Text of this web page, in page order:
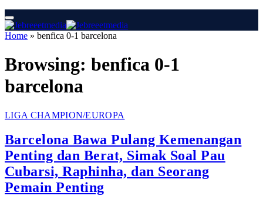
Home » benfica 0-1 barcelona
Browsing: benfica 0-1
barcelona
LIGA CHAMPION/EUROPA
Barcelona Bawa Pulang Kemenangan
Penting dan Berat, Simak Soal Pau
Cubarsi, Raphinha, dan Seorang
Pemain Penting